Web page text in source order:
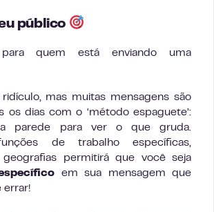
público
quem está enviando uma
mas muitas mensagens são
os dias com o ‘método espaguete’:
parede para ver o que gruda.
de trabalho específicas,
permitirá que você seja
em sua mensagem que
errar!